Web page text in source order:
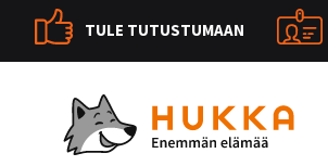
TULE TUTUSTUMAAN